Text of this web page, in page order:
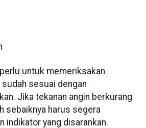
untuk memeriksakan
sudah sesuai dengan
Jika tekanan angin berkurang
sebaiknya harus segera
indikator yang disarankan.